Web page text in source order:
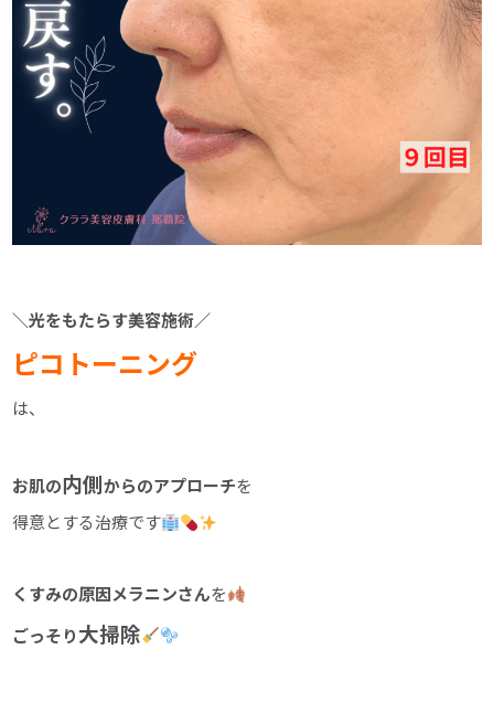
＼光をもたらす美容施術／
ピコトーニング
は、
お肌の内側からのアプローチを
得意とする治療です
くすみの原因メラニンさんを
ごっそり大掃除